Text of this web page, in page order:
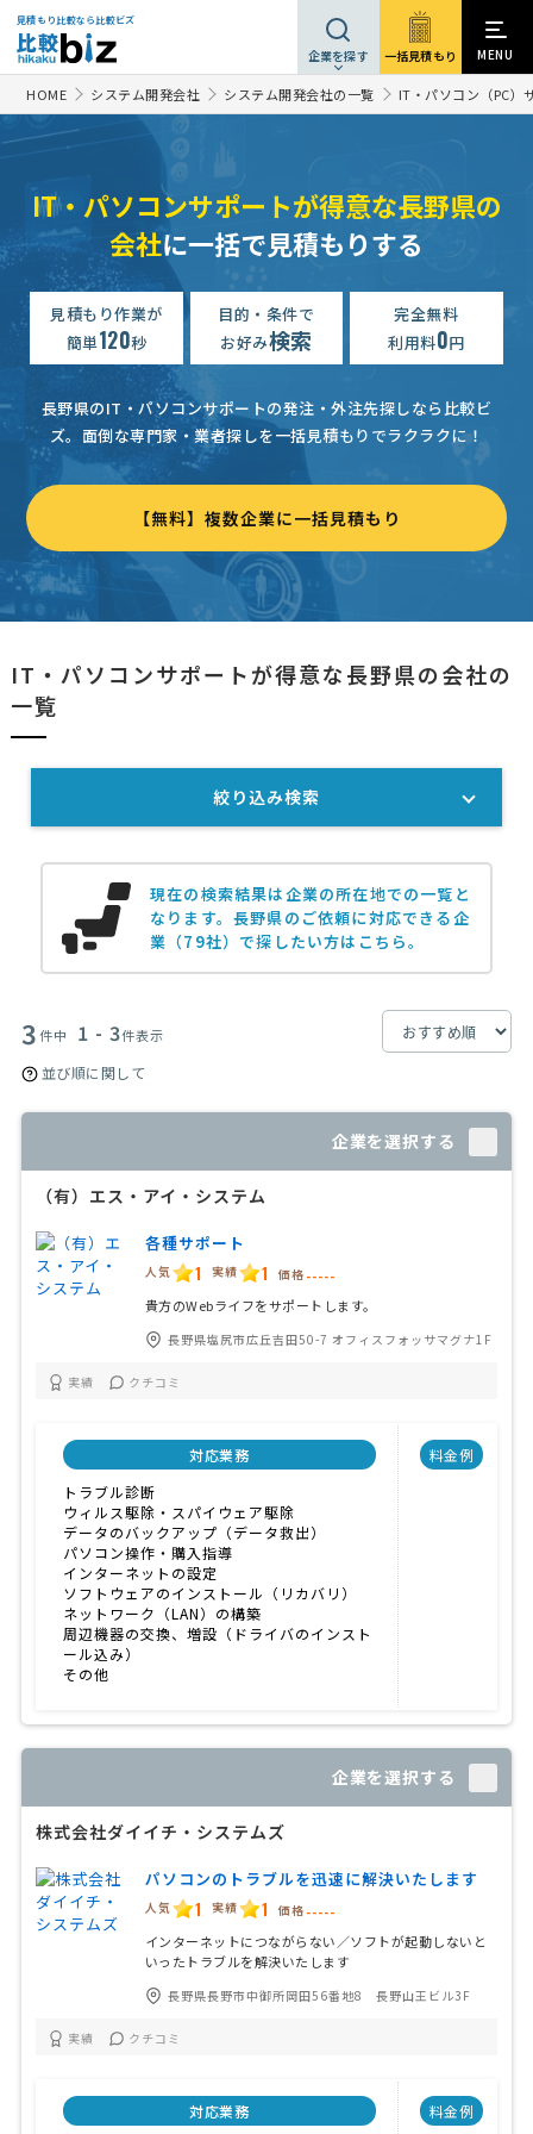
見積もり比較なら比較ビズ
企業を探す 一括見積もり MENU
HOME システム開発会社 システム開発会社の一覧 IT・パソコン（PC）
IT・パソコンサポートが得意な長野県の
会社に一括で見積もりする
見積もり作業が
簡単120秒
目的・条件で
お好み検索
完全無料
利用料0円
長野県のIT・パソコンサポートの発注・外注先探しなら比較ビ
ズ。 面倒な専門家・業者探しを一括見積もりでラクラクに！
【無料】複数企業に一括見積もり
IT・パソコンサポートが得意な長野県の会社の
一覧
現在の検索結果は企業の所在地での一覧と
なります。長野県のご依頼に対応できる企
業（79社）で探したい方はこちら。
3件中 1 - 3件表示
並び順に関して
企業を選択する
（有）エス・アイ・システム
各種サポート
人気 1 実績 1 価格 -----
貴方のWebライフをサポートします。
長野県塩尻市広丘吉田50-7 オフィスフォッサマグナ1F
実績 クチコミ
対応業務
トラブル診断
ウィルス駆除・スパイウェア駆除
データのバックアップ（データ救出）
パソコン操作・購入指導
インターネットの設定
ソフトウェアのインストール（リカバリ）
ネットワーク（LAN）の構築
周辺機器の交換、増設（ドライバのインスト
ール込み）
その他
料金例
企業を選択する
株式会社ダイイチ・システムズ
パソコンのトラブルを迅速に解決いたします
人気 1 実績 1 価格 -----
インターネットにつながらない／ソフトが起動しないと
いったトラブルを解決いたします
長野県長野市中御所岡田56番地8 長野山王ビル3F
実績 クチコミ
対応業務 料金例
絞り込み検索